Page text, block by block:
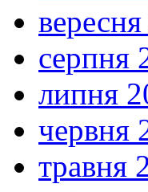
серпня
липня
червня
травня